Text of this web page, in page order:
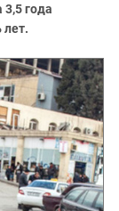
3,5 года
лет.